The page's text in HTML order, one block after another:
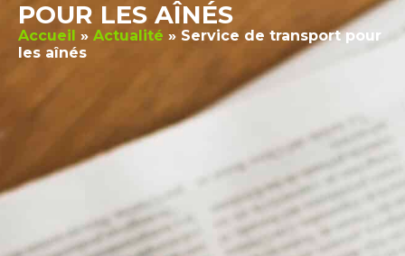
POUR LES AÎNÉS
Accueil » Actualité » Service de transport pour
les aînés